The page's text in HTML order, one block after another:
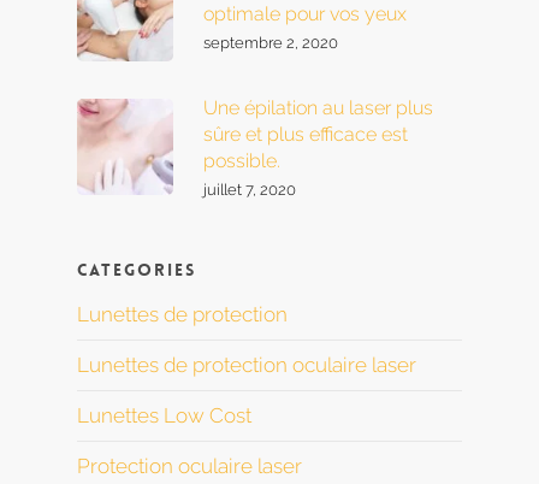
optimale pour vos yeux
septembre 2, 2020
Une épilation au laser plus
sûre et plus efficace est
possible.
juillet 7, 2020
Categories
Lunettes de protection
Lunettes de protection oculaire laser
Lunettes Low Cost
Protection oculaire laser